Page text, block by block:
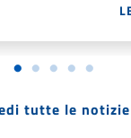
tutte le notizie